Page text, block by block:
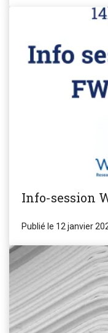
Info-session
Publié le 12 janvier